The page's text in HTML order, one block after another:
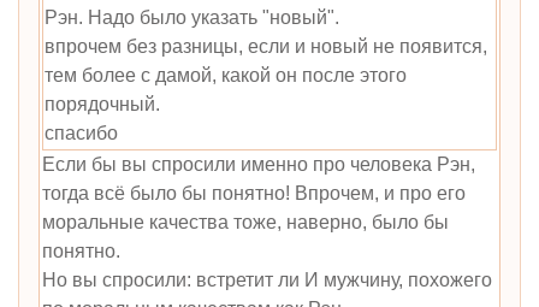
Рэн. Надо было указать "новый".
впрочем без разницы, если и новый не появится,
тем более с дамой, какой он после этого
порядочный.
спасибо
Если бы вы спросили именно про человека Рэн,
тогда всё было бы понятно! Впрочем, и про его
моральные качества тоже, наверно, было бы
понятно.
Но вы спросили: встретит ли И мужчину, похожего